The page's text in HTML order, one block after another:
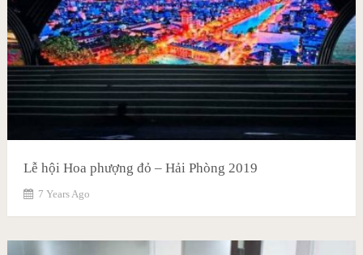
Lễ hội Hoa phượng đỏ – Hải Phòng 2019
7 Years Ago